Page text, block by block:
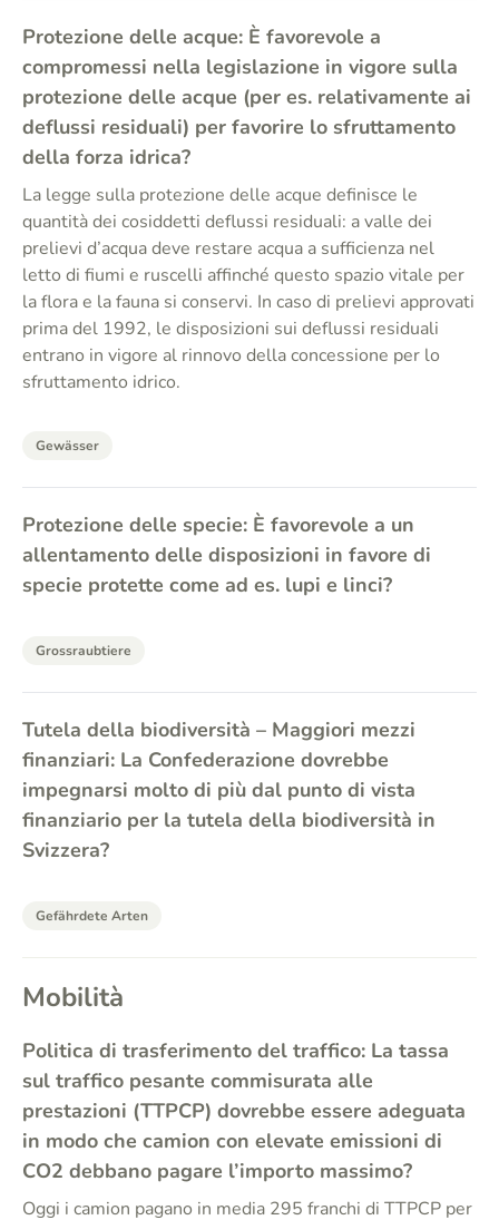
Protezione delle acque: È favorevole a
compromessi nella legislazione in vigore sulla
protezione delle acque (per es. relativamente ai
deflussi residuali) per favorire lo sfruttamento
della forza idrica?
La legge sulla protezione delle acque definisce le
quantità dei cosiddetti deflussi residuali: a valle dei
prelievi d’acqua deve restare acqua a sufficienza nel
letto di fiumi e ruscelli affinché questo spazio vitale per
la flora e la fauna si conservi. In caso di prelievi approvati
prima del 1992, le disposizioni sui deflussi residuali
entrano in vigore al rinnovo della concessione per lo
sfruttamento idrico.
Gewässer
Protezione delle specie: È favorevole a un
allentamento delle disposizioni in favore di
specie protette come ad es. lupi e linci?
Grossraubtiere
Tutela della biodiversità – Maggiori mezzi
finanziari: La Confederazione dovrebbe
impegnarsi molto di più dal punto di vista
finanziario per la tutela della biodiversità in
Svizzera?
Gefährdete Arten
Mobilità
Politica di trasferimento del traffico: La tassa
sul traffico pesante commisurata alle
prestazioni (TTPCP) dovrebbe essere adeguata
in modo che camion con elevate emissioni di
CO2 debbano pagare l’importo massimo?
Oggi i camion pagano in media 295 franchi di TTPCP per